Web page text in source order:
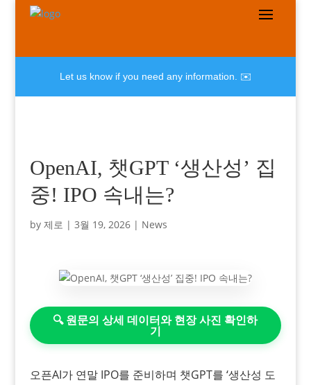
Let us know if you need any information. ✉️
OpenAI, 챗GPT ‘생산성’ 집
중! IPO 속내는?
by 제로 | 3월 19, 2026| News
🔍 원문의 상세 데이터와 현장 사진 확인하
기
오픈AI가 연말 IPO를 준비하며 챗GPT를 ‘생산성 도